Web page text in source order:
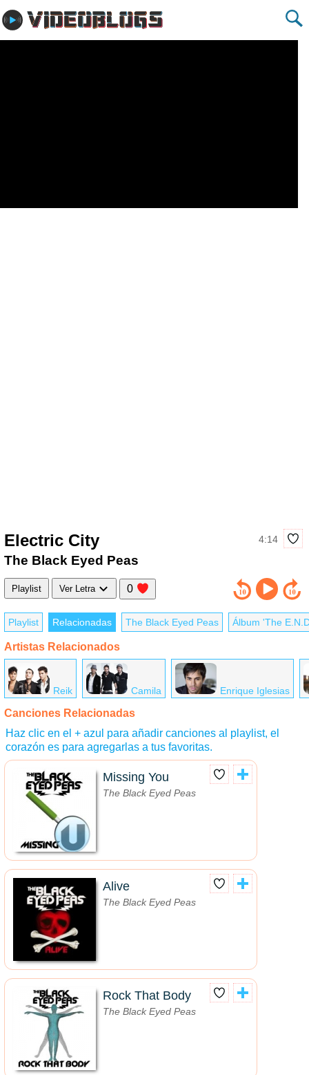
Electric City 4:14
The Black Eyed Peas
Playlist Ver Letra 0
Playlist Relacionadas The Black Eyed Peas Álbum 'The
Artistas Relacionados
Reik Camila Enrique Iglesias
Canciones Relacionadas
Haz clic en el + azul para añadir canciones al playlist, el
corazón es para agregarlas a tus favoritas.
Missing You
The Black Eyed Peas
Alive
The Black Eyed Peas
Rock That Body
The Black Eyed Peas